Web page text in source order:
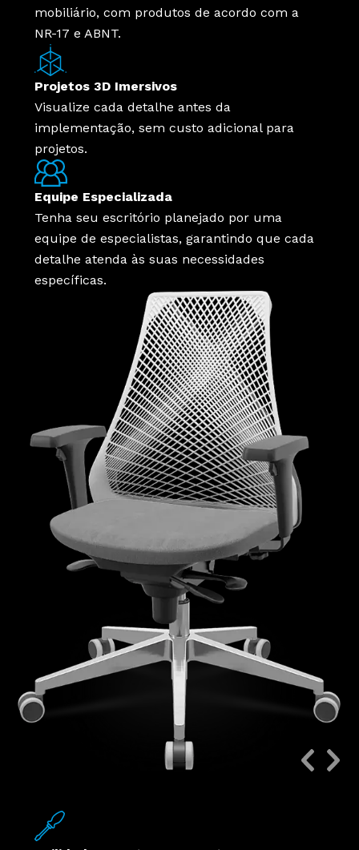
mobiliário, com produtos de acordo com a
NR-17 e ABNT.
Projetos 3D Imersivos
Visualize cada detalhe antes da
implementação, sem custo adicional para
projetos.
Equipe Especializada
Tenha seu escritório planejado por uma
equipe de especialistas, garantindo que cada
detalhe atenda às suas necessidades
específicas.